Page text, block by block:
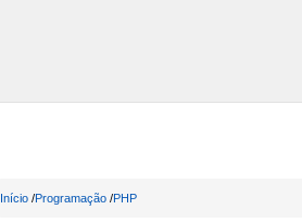
Início/Programação/PHP